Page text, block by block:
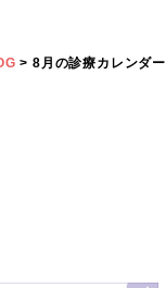
> 8月の診療カレンダー